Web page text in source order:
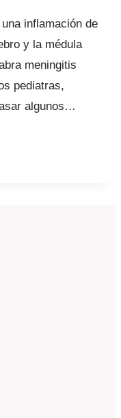
inflamación de
y la médula
meningitis
pediatras,
algunos…